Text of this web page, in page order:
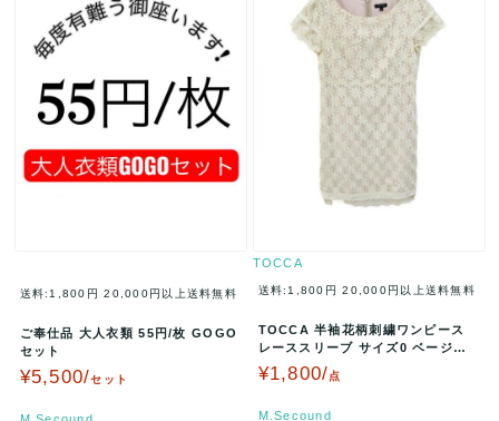
送料:1,800円 20,000円以上送料無料
ご奉仕品 大人衣類 55円/枚 GOGO
セット
¥5,500/セット
M.Secound
TOCCA
送料:1,800円 20,000円以上送料無料
TOCCA 半袖花柄刺繍ワンピース
レーススリーブ サイズ0 ベージュ
664-5.OSA.0710…
¥1,800/点
M.Secound